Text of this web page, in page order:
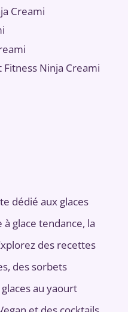
Creami
Ninja Creami
dédié aux glaces
glace tendance, la
des recettes
des sorbets
au yaourt